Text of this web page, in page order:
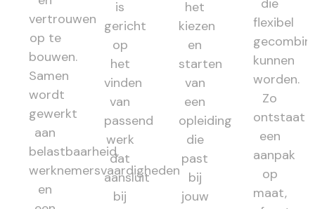
vertrouwen
op te
bouwen.
Samen
wordt
gewerkt
aan
belastbaarheid,
werknemersvaardigheden
en
is
gericht
op
het
vinden
van
passend
werk
dat
aansluit
bij
het
kiezen
en
starten
van
een
opleiding
die
past
bij
jouw
die
flexibel
kunnen
worden.
Zo
ontstaat
een
aanpak
op
maat,